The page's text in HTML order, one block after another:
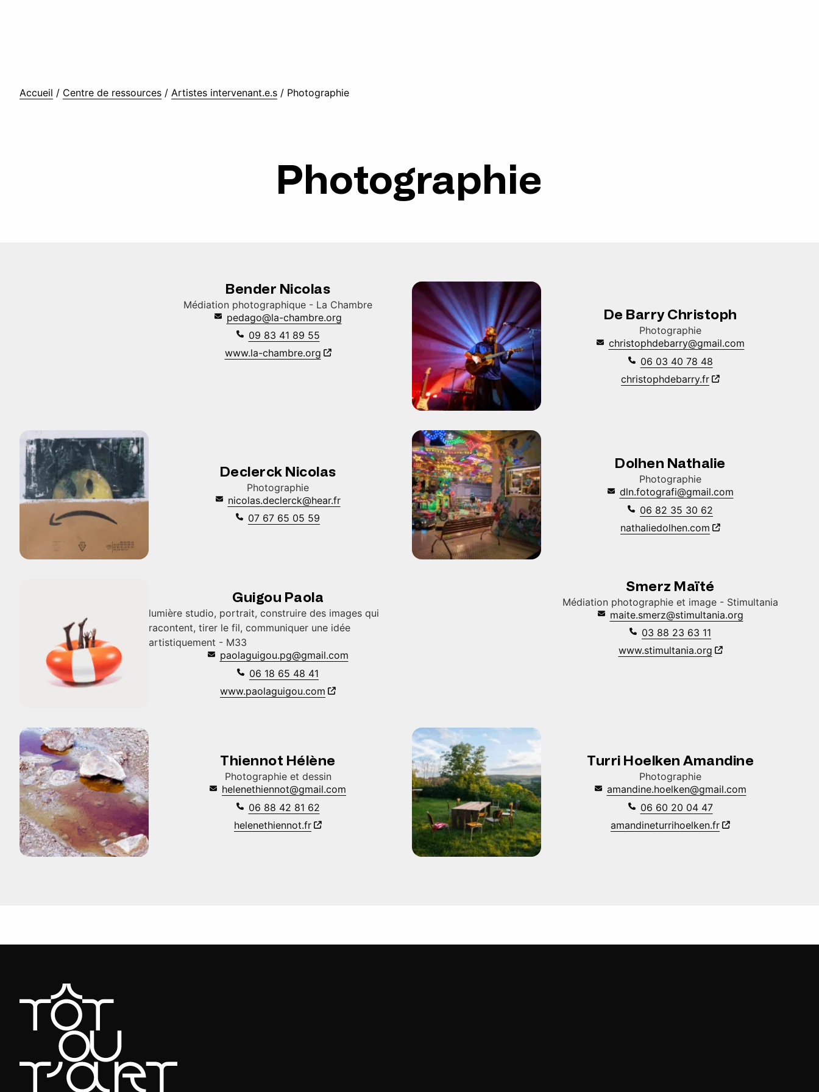
Accueil / Centre de ressources / Artistes intervenant.e.s / Photographie
Photographie
Bender Nicolas
Médiation photographique - La Chambre
pedago@la-chambre.org
09 83 41 89 55
www.la-chambre.org
De Barry Christoph
Photographie
christophdebarry@gmail.com
06 03 40 78 48
christophdebarry.fr
Declerck Nicolas
Photographie
nicolas.declerck@hear.fr
07 67 65 05 59
Dolhen Nathalie
Photographie
dln.fotografi@gmail.com
06 82 35 30 62
nathaliedolhen.com
Guigou Paola
lumière studio, portrait, construire des images qui
racontent, tirer le fil, communiquer une idée
artistiquement - M33
paolaguigou.pg@gmail.com
06 18 65 48 41
www.paolaguigou.com
Smerz Maïté
Médiation photographie et image - Stimultania
maite.smerz@stimultania.org
03 88 23 63 11
www.stimultania.org
Thiennot Hélène
Photographie et dessin
helenethiennot@gmail.com
06 88 42 81 62
helenethiennot.fr
Turri Hoelken Amandine
Photographie
amandine.hoelken@gmail.com
06 60 20 04 47
amandineturrihoelken.fr